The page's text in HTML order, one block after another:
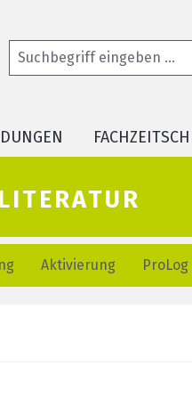
Aktivierung ProLog